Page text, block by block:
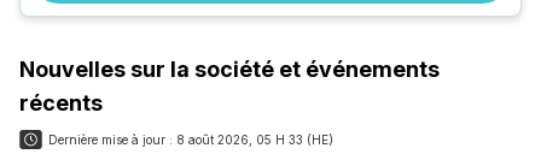
Nouvelles sur la société et événements
récents
Dernière mise à jour : 8 août 2026, 05 H 33 (HE)